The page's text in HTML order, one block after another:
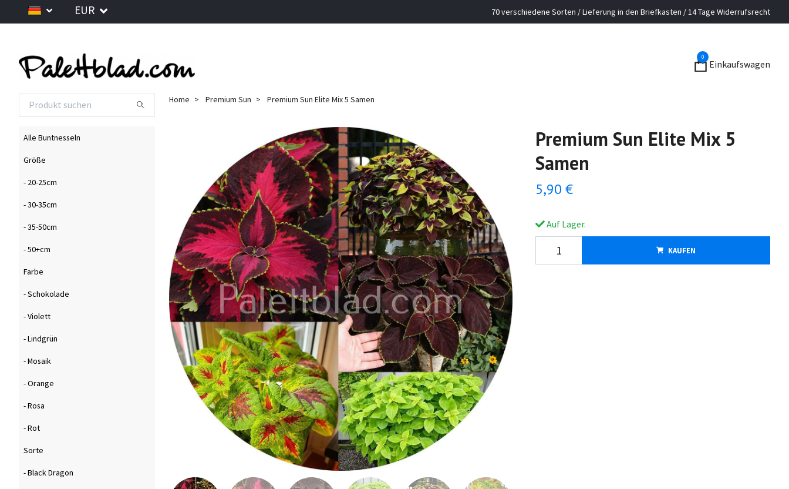
EUR 70 verschiedene Sorten / Lieferung in den Briefkasten / 14 Tage Widerrufsrecht
0
Einkaufswagen
Alle Buntnesseln
Größe
- 20-25cm
- 30-35cm
- 35-50cm
- 50+cm
Farbe
- Schokolade
- Violett
- Lindgrün
- Mosaik
- Orange
- Rosa
- Rot
Sorte
- Black Dragon
Home Premium Sun Premium Sun Elite Mix 5 Samen
Premium Sun Elite Mix 5
Samen
5,90 €
Auf Lager.
KAUFEN